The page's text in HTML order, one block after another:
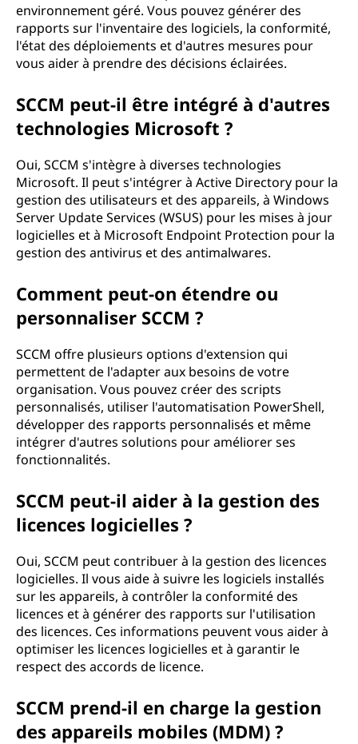
environnement géré. Vous pouvez générer des
rapports sur l'inventaire des logiciels, la conformité,
l'état des déploiements et d'autres mesures pour
vous aider à prendre des décisions éclairées.
SCCM peut-il être intégré à d'autres
technologies Microsoft ?
Oui, SCCM s'intègre à diverses technologies
Microsoft. Il peut s'intégrer à Active Directory pour la
gestion des utilisateurs et des appareils, à Windows
Server Update Services (WSUS) pour les mises à jour
logicielles et à Microsoft Endpoint Protection pour la
gestion des antivirus et des antimalwares.
Comment peut-on étendre ou
personnaliser SCCM ?
SCCM offre plusieurs options d'extension qui
permettent de l'adapter aux besoins de votre
organisation. Vous pouvez créer des scripts
personnalisés, utiliser l'automatisation PowerShell,
développer des rapports personnalisés et même
intégrer d'autres solutions pour améliorer ses
fonctionnalités.
SCCM peut-il aider à la gestion des
licences logicielles ?
Oui, SCCM peut contribuer à la gestion des licences
logicielles. Il vous aide à suivre les logiciels installés
sur les appareils, à contrôler la conformité des
licences et à générer des rapports sur l'utilisation
des licences. Ces informations peuvent vous aider à
optimiser les licences logicielles et à garantir le
respect des accords de licence.
SCCM prend-il en charge la gestion
des appareils mobiles (MDM) ?